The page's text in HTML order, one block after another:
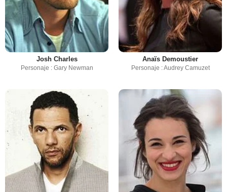
Josh Charles
Personaje : Gary Newman
Anaïs Demoustier
Personaje : Audrey Camuzet